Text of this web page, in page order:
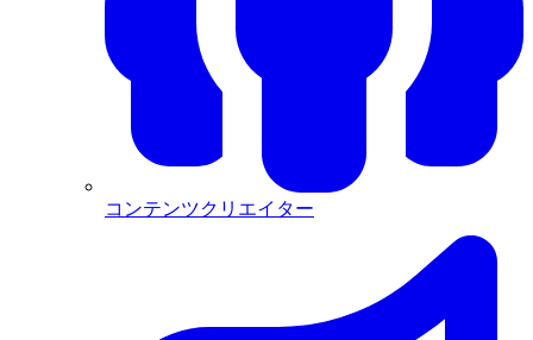
コンテンツクリエイター